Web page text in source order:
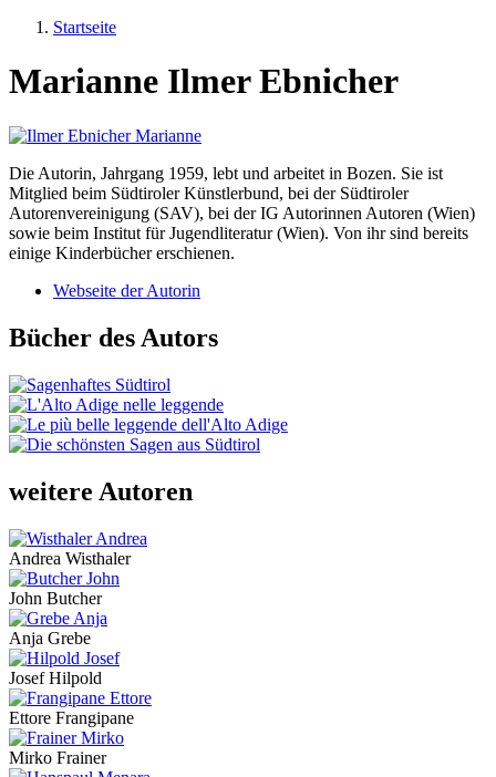
Startseite
Marianne Ilmer Ebnicher
Die Autorin, Jahrgang 1959, lebt und arbeitet in Bozen. Sie ist
Mitglied beim Südtiroler Künstlerbund, bei der Südtiroler
Autorenvereinigung (SAV), bei der IG Autorinnen Autoren (Wien)
sowie beim Institut für Jugendliteratur (Wien). Von ihr sind bereits
einige Kinderbücher erschienen.
Webseite der Autorin
Bücher des Autors
weitere Autoren
Andrea Wisthaler
John Butcher
Anja Grebe
Josef Hilpold
Ettore Frangipane
Mirko Frainer